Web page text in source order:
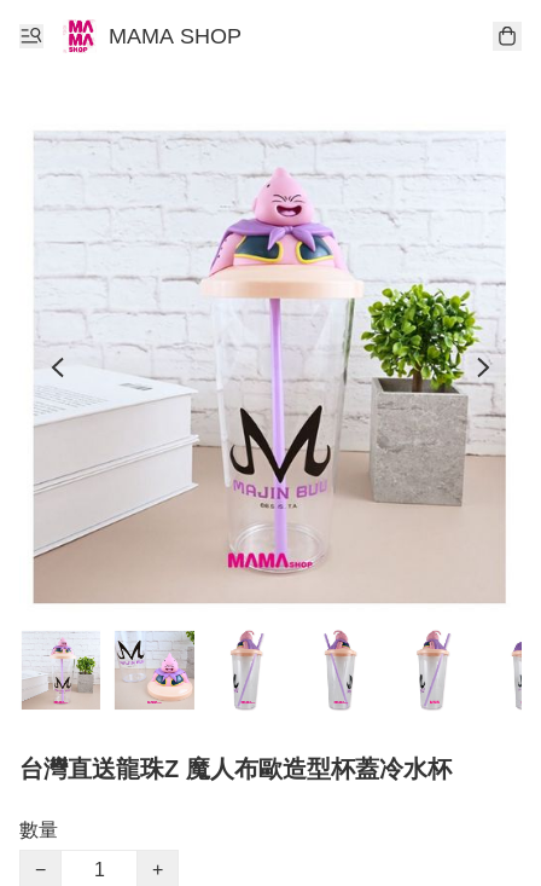
MAMA SHOP
台灣直送龍珠Z 魔人布歐造型杯蓋冷水杯
數量
−
+